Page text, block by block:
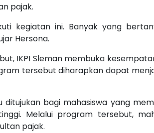
pajak.
kegiatan ini. Banyak yang
Hersona.
IKPI Sleman membuka
tersebut diharapkan dapat
bagi mahasiswa yang
Melalui program tersebut,
pajak.